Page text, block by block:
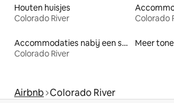
Houten huisjes
Colorado River
Colorado
Accommodaties nabij een strand
Colorado River
Meer
Airbnb Colorado River